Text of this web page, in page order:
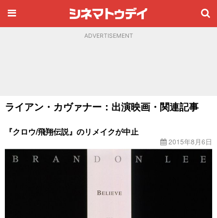
ADVERTISEMENT
ライアン・カヴァナー：出演映画・関連記事
『クロウ/飛翔伝説』のリメイクが中止
2015年8月6日